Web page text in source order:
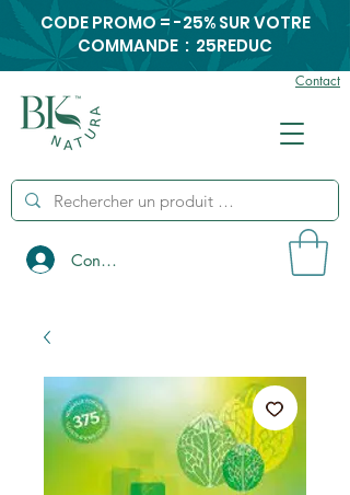
Contact
Connexion
CODE PROMO = -25% SUR VOTRE
COMMANDE : 25REDUC